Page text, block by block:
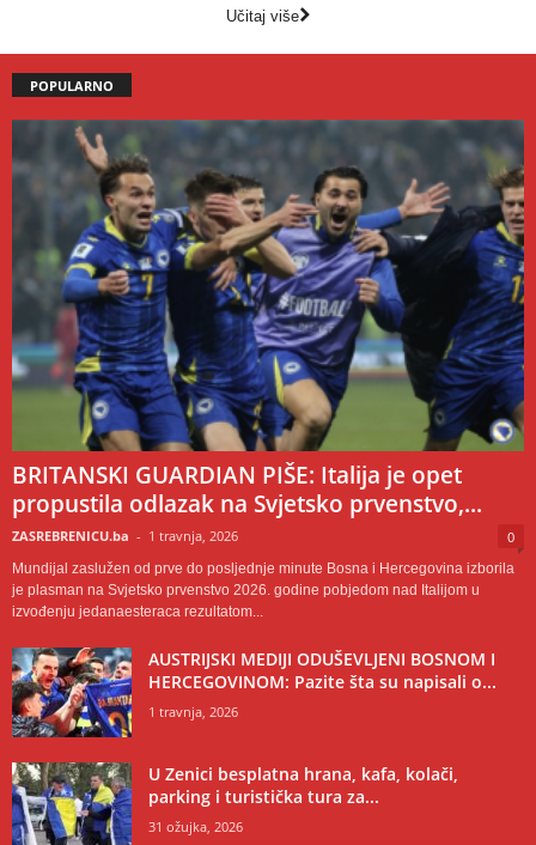
Učitaj više
POPULARNO
BRITANSKI GUARDIAN PIŠE: Italija je opet
propustila odlazak na Svjetsko prvenstvo,...
ZASREBRENICU.ba - 1 travnja, 2026 0
Mundijal zaslužen od prve do posljednje minute Bosna i Hercegovina izborila
je plasman na Svjetsko prvenstvo 2026. godine pobjedom nad Italijom u
izvođenju jedanaesteraca rezultatom...
AUSTRIJSKI MEDIJI ODUŠEVLJENI BOSNOM I
HERCEGOVINOM: Pazite šta su napisali o...
1 travnja, 2026
U Zenici besplatna hrana, kafa, kolači,
parking i turistička tura za...
31 ožujka, 2026